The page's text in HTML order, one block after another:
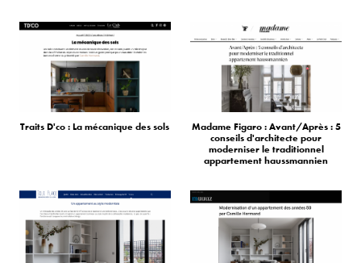
Traits D'co : La mécanique des sols
Madame Figaro : Avant/Après : 5
conseils d'architecte pour
moderniser le traditionnel
appartement haussmannien